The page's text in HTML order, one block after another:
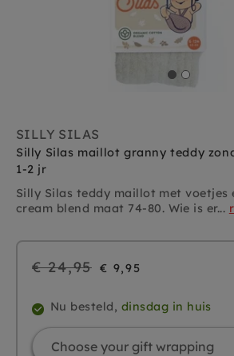
SILLY SILAS
Silly Silas maillot granny teddy
1-2 jr
Silly Silas teddy maillot met voetjes
cream blend maat 74-80. Wie is er...
Regular
€ 24,95 € 9,95
Nu besteld, dinsdag in huis